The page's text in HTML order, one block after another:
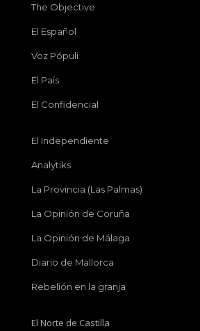
The Objective
El Español
Voz Pópuli
El País
El Confidencial
El Independiente
Analytiks
La Provincia (Las Palmas)
La Opinión de Coruña
La Opinión de Málaga
Diario de Mallorca
Rebelión en la granja
El Norte de Castilla